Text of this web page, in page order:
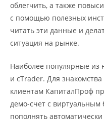
облегчить, а также
с помощью полезных
читать эти данные и
ситуация на рынке.
Наиболее популярные из
и cTrader. Для
клиентам КапиталПроф
демо-счет с
пополнять